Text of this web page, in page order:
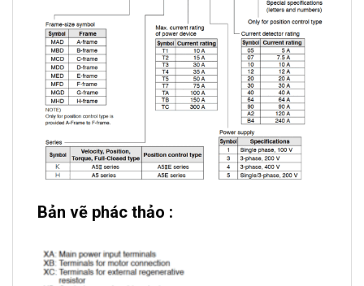
Bản vẽ phác thảo :